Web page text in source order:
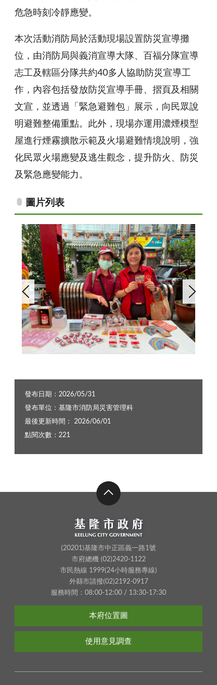
危急時刻冷靜應變。
本次活動消防局於活動現場設置防災宣導攤
位，由消防局與義消宣導大隊、百福分隊宣導
志工及轄區分隊共約40多人協助防災宣導工
作，內容包括發放防災宣導手冊、摺頁及相關
文宣，並透過「緊急避難包」展示，向民眾說
明避難整備重點。此外，現場亦運用濃煙模型
屋進行煙霧擴散示範及火場避難情境說明，強
化民眾火場應變及逃生觀念，提升防火、防災
及緊急應變能力。
圖片列表
發布日期：2026/05/31
發布單位：基隆市消防局災害管理科
最後更新時間： 2026/06/01
點閱次數：221
(20201)基隆市中正區義一路1號
市府總機 (02)2420-1122
市民熱線 1999(24小時服務專線)
外縣市請撥(02)2192-0917
服務時間：08:00-12:00 / 13:30-17:30
本府位置圖
使用意見調查